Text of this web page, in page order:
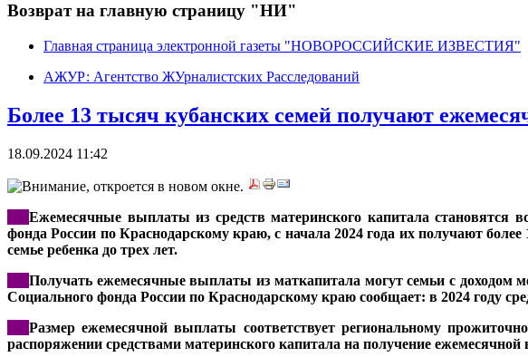
Возврат на главную страницу "НИ"
Главная страница электронной газеты "НОВОРОССИЙСКИЕ ИЗВЕСТИЯ"
АЖУР: Агентство ЖУрналистских Расследований
Более 13 тысяч кубанских семей получают
18.09.2024 11:42
Ежемесячные выплаты из средств материнского капитала становятся
фонда России по Краснодарскому краю, с начала 2024 года их получают
семье ребенка до трех лет.
Получать ежемесячные выплаты из маткапитала могут семьи с доходом
Социального фонда России по Краснодарскому краю сообщает: в 2024 году
Размер ежемесячной выплаты соответствует региональному
распоряжении средствами материнского капитала на получение